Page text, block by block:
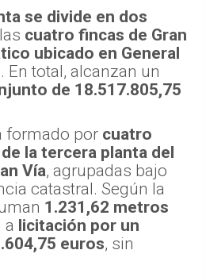
se divide en dos
cuatro fincas de Gran
ubicado en General
. En total, alcanzan un
de 18.517.805,75
formado por cuatro
la tercera planta del
Vía, agrupadas bajo
catastral. Según la
1.231,62 metros
a licitación por un
euros, sin